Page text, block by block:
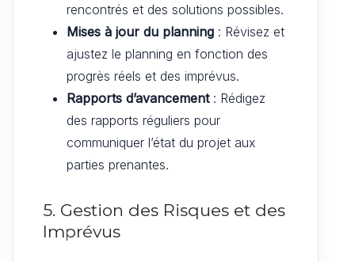
rencontrés et des solutions possibles.
Mises à jour du planning : Révisez et
ajustez le planning en fonction des
progrès réels et des imprévus.
Rapports d’avancement: Rédigez
des rapports réguliers pour
communiquer l’état du projet aux
parties prenantes.
5. Gestion des Risques et des
Imprévus